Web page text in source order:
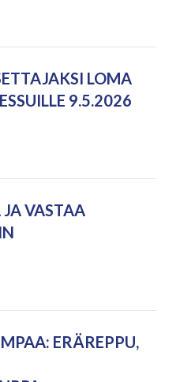
LOMA
9.5.2026
VASTAA
ERÄREPPU,